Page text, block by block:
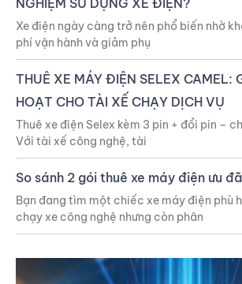
NGHIỆM SỬ DỤNG XE ĐIỆN?
Xe điện ngày càng trở nên phổ biến nhờ
phí vận hành và giảm phụ
THUÊ XE MÁY ĐIỆN SELEX CAMEL:
HOẠT CHO TÀI XẾ CHẠY DỊCH VỤ
Thuê xe điện Selex kèm 3 pin + đổi pin –
Với tài xế công nghệ, tài
So sánh 2 gói thuê xe máy điện ưu
Bạn đang tìm một chiếc xe máy điện phù
chạy xe công nghệ nhưng còn phân